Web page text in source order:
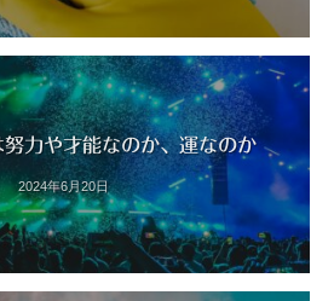
力や才能なのか、運なのか
2024年6月20日